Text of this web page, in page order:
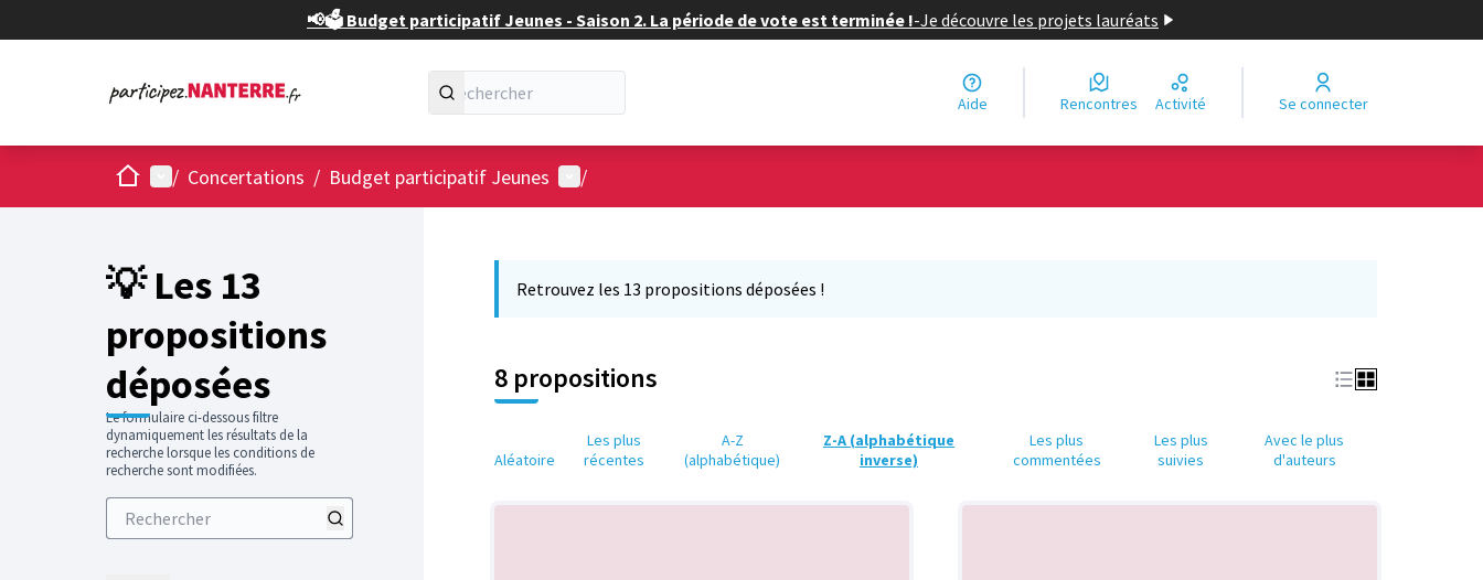
📢🗳️ Budget participatif Jeunes - Saison 2. La période de vote est terminée !-Je découvre les projets lauréats
Aide Rencontres Activité Se connecter
AccueilMenu principal
/ Concertations / Budget participatif Jeunes Menu utilisateur
/
💡 Les 13
propositions
déposées
Le formulaire ci-dessous filtre
dynamiquement les résultats de la
recherche lorsque les conditions de
recherche sont modifiées.
Retrouvez les 13 propositions déposées !
8 propositions
Aléatoire
Les plus
récentes
A-Z
(alphabétique)
Z-A (alphabétique
inverse)
Les plus
commentées
Les plus
suivies
Avec le plus
d'auteurs